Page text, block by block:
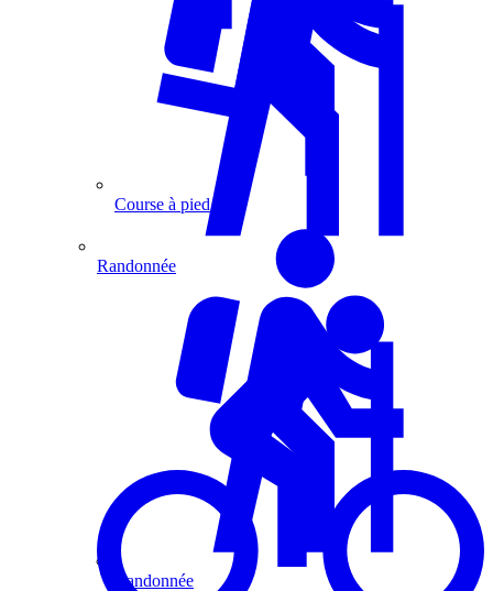
Course à pied
Randonnée
Randonnée